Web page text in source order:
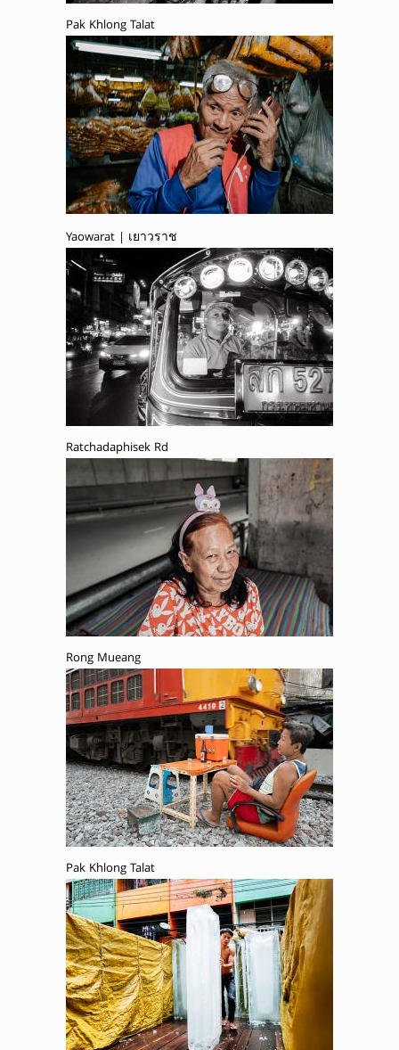
Pak Khlong Talat
Yaowarat | เยาวราช
Ratchadaphisek Rd
Rong Mueang
Pak Khlong Talat